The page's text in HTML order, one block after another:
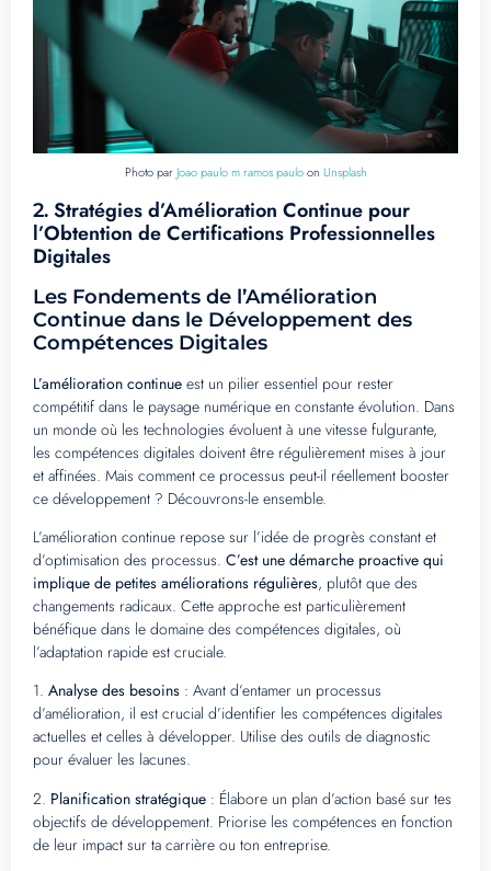
Photo par Joao paulo m ramos pauloon Unsplash
2. Stratégies d’Amélioration Continue pour
l’Obtention de Certifications Professionnelles
Digitales
Les Fondements de l’Amélioration
Continue dans le Développement des
Compétences Digitales
L’amélioration continue est un pilier essentiel pour rester
compétitif dans le paysage numérique en constante évolution. Dans
un monde où les technologies évoluent à une vitesse fulgurante,
les compétences digitales doivent être régulièrement mises à jour
et affinées. Mais comment ce processus peut-il réellement booster
ce développement ? Découvrons-le ensemble.
L’amélioration continue repose sur l’idée de progrès constant et
d’optimisation des processus. C’est une démarche proactive qui
implique de petites améliorations régulières, plutôt que des
changements radicaux. Cette approche est particulièrement
bénéfique dans le domaine des compétences digitales, où
l’adaptation rapide est cruciale.
1. Analyse des besoins : Avant d’entamer un processus
d’amélioration, il est crucial d’identifier les compétences digitales
actuelles et celles à développer. Utilise des outils de diagnostic
pour évaluer les lacunes.
2. Planification stratégique : Élabore un plan d’action basé sur tes
objectifs de développement. Priorise les compétences en fonction
de leur impact sur ta carrière ou ton entreprise.